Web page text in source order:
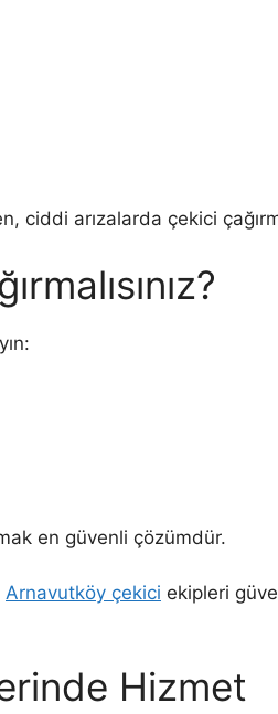
ciddi arızalarda çekici
en güvenli çözümdür.
Arnavutköy çekici ekipleri
Hizmet